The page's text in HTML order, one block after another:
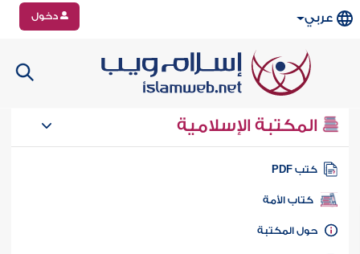
عربي دخول
المكتبة الإسلامية
كتب PDF
كتاب الأمة